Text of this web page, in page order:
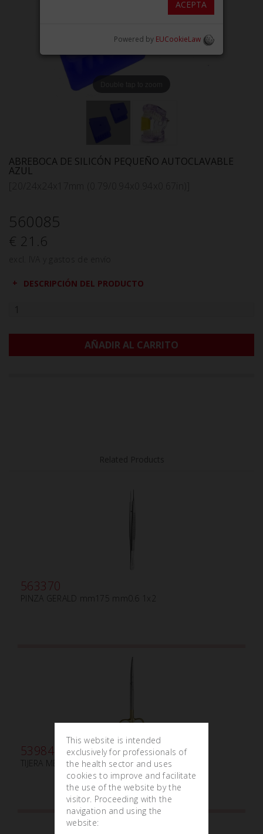
ABREBOCA DE SILICÓN PEQUEÑO AUTOCLAVABLE
AZUL
560085
€ 21.6
DESCRIPCIÓN DEL PRODUCTO
AÑADIR AL CARRITO
563370
PINZA GERALD mm175 mm0.6 1x2
539841
TIJERA METZENBAUM mm200 CURVA TC
This website is intended
exclusively for professionals of
the health sector and uses
cookies to improve and facilitate
the use of the website by the
visitor. Proceeding with the
navigation and using the
website:
ACEPTA
Powered by EUCookieLaw